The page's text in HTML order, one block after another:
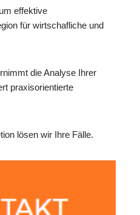
effektive
für wirtschafliche und
die Analyse Ihrer
praxisorientierte
lösen wir Ihre Fälle.